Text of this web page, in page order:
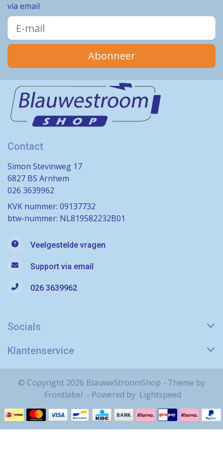
via email
Abonneer
Contact
Simon Stevinweg 17
6827 BS Arnhem
026 3639962
KVK nummer: 09137732
btw-nummer: NL819582232B01
Veelgestelde vragen
Support via email
026 3639962
Socials
Klantenservice
© Copyright 2026 BlauweStroomShop - Theme by
Frontlabel - Powered by Lightspeed